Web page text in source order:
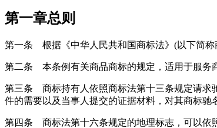
第一章总则
第一条 根据《中华人民共和国商标法》(以下简称
第二条 本条例有关商品商标的规定，适用于服务
第三条 商标持有人依照商标法第十三条规定请求
件的需要以及当事人提交的证据材料，对其商标驰
第四条 商标法第十六条规定的地理标志，可以依